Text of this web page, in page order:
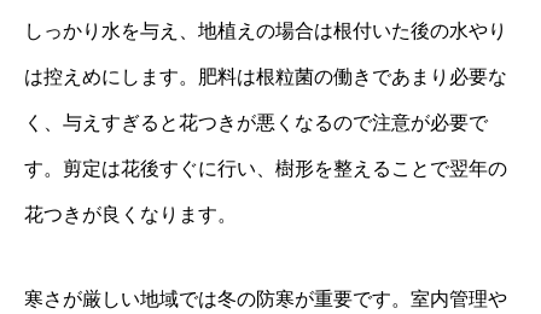
しっかり水を与え、地植えの場合は根付いた後の水やり
は控えめにします。肥料は根粒菌の働きであまり必要な
く、与えすぎると花つきが悪くなるので注意が必要で
す。剪定は花後すぐに行い、樹形を整えることで翌年の
花つきが良くなります。
寒さが厳しい地域では冬の防寒が重要です。室内管理や